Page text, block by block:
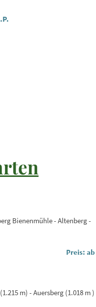
Bienenmühle - Altenberg -
Preis:
m) - Auersberg (1.018 m )